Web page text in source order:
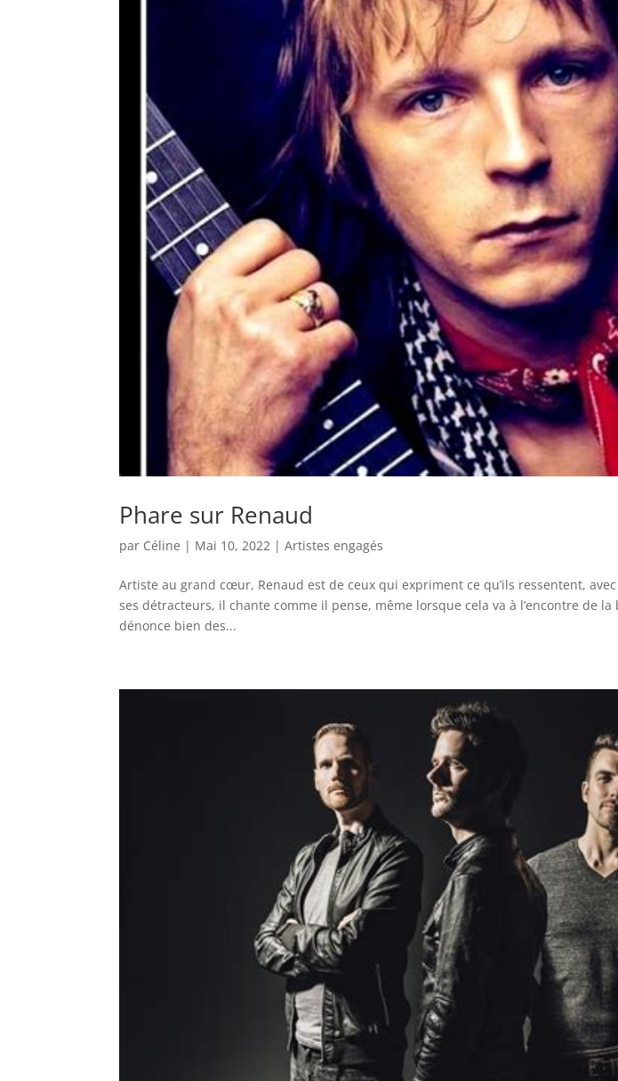
Phare sur Renaud
par Céline | Mai 10, 2022 |Artistes engagés
Artiste au grand cœur, Renaud est de ceux qui expriment ce qu’ils ressentent,
ses détracteurs, il chante comme il pense, même lorsque cela va à l’encontre de
dénonce bien des...